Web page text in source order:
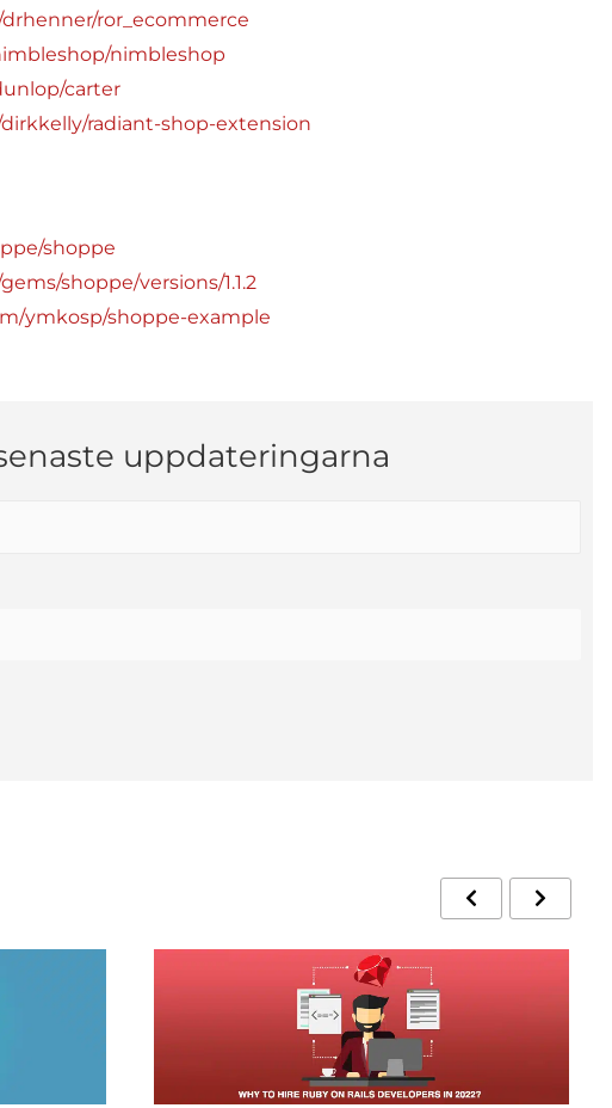
ror_ecommerce
nimbleshop
carter
radiant-shop-extension
shoppe
shoppe/versions/1.1.2
ymkosp/shoppe-example
uppdateringarna